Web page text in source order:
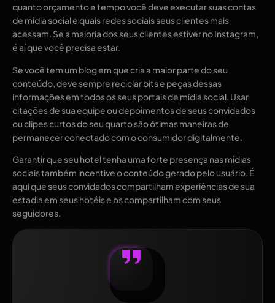
quanto orçamento e tempo você deve executar suas contas
de mídia social e quais redes sociais seus clientes mais
acessam. Se a maioria dos seus clientes estiver no Instagram,
é aí que você precisa estar.
Se você tem um blog em que cria a maior parte do seu
conteúdo, deve sempre reciclar bits e peças dessas
informações em todos os seus portais de mídia social. Usar
citações de sua equipe ou depoimentos de seus convidados
ou clipes curtos do seu quarto são ótimas maneiras de
permanecer conectado com o consumidor digitalmente.
Garantir que seu hotel tenha uma forte presença nas mídias
sociais também incentive o conteúdo gerado pelo usuário. É
aqui que seus convidados compartilham experiências de sua
estadia em seus hotéis e os compartilham com seus
seguidores.